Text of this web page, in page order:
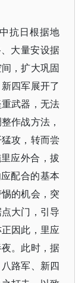
抗日根据地
大量安设据
，扩大巩固
四军展开了
武器，无法
作战方法，
攻，转而尝
应外合，拔
配合的基本
的机会，突
大门，引导
因此，里应
。此时，据
路军、新四